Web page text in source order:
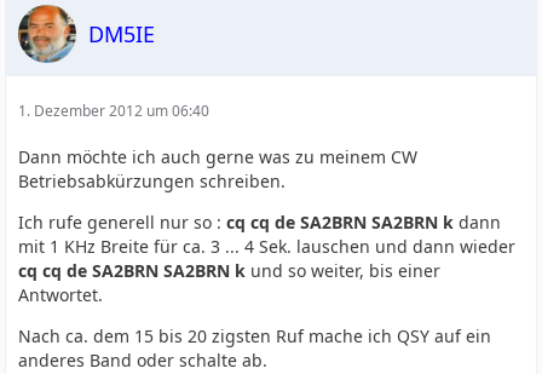
DM5IE
1. Dezember 2012 um 06:40
Dann möchte ich auch gerne was zu meinem CW
Betriebsabkürzungen schreiben.
Ich rufe generell nur so :cq cq de SA2BRN SA2BRN k dann
mit 1 KHz Breite für ca. 3 ... 4 Sek. lauschen und dann wieder
cq cq de SA2BRN SA2BRN k und so weiter, bis einer
Antwortet.
Nach ca. dem 15 bis 20 zigsten Ruf mache ich QSY auf ein
anderes Band oder schalte ab.